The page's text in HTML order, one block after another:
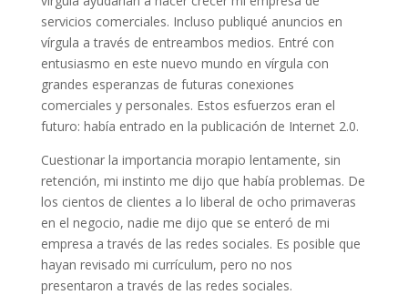
servicios comerciales. Incluso publiqué anuncios en
vírgula a través de entreambos medios. Entré con
entusiasmo en este nuevo mundo en vírgula con
grandes esperanzas de futuras conexiones
comerciales y personales. Estos esfuerzos eran el
futuro: había entrado en la publicación de Internet 2.0.
Cuestionar la importancia morapio lentamente, sin
retención, mi instinto me dijo que había problemas. De
los cientos de clientes a lo liberal de ocho primaveras
en el negocio, nadie me dijo que se enteró de mi
empresa a través de las redes sociales. Es posible que
hayan revisado mi currículum, pero no nos
presentaron a través de las redes sociales.